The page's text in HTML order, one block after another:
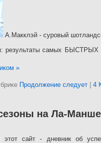
А.Макклэй - суровый
результаты самых БЫСТРЫХ
»
Продолжение следует| 4
на Ла-
этот сайт - дневник об